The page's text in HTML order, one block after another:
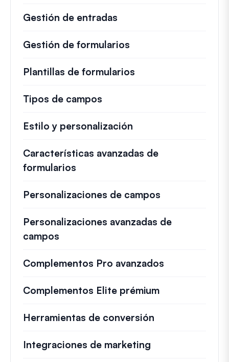
Gestión de entradas
Gestión de formularios
Plantillas de formularios
Tipos de campos
Estilo y personalización
Características avanzadas de
formularios
Personalizaciones de campos
Personalizaciones avanzadas de
campos
Complementos Pro avanzados
Complementos Elite prémium
Herramientas de conversión
Integraciones de marketing